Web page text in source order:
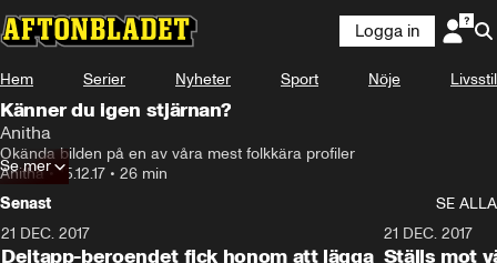
Logga in
Hem Serier Nyheter Sport Nöje Livsstil
Känner du igen stjärnan?
Anitha
Okända bilden på en av våra mest folkkära profiler
Anitha•15.12.17 • 26 min
Se mer
Senast
SE ALLA
21 DEC. 2017
Dejtapp-beroendet fick honom att lägga
21 DEC. 2017
Ställs mot